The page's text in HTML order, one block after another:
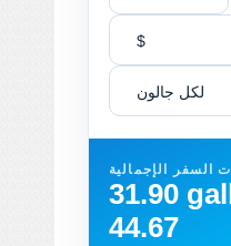
$
لكل جالون
السفر الإجمالية
31.90
44.67